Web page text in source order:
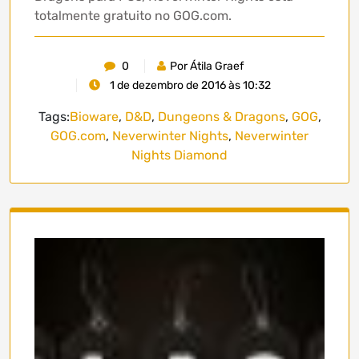
totalmente gratuito no GOG.com.
0
Por Átila Graef
1 de dezembro de 2016 às 10:32
Tags:Bioware, D&D, Dungeons & Dragons, GOG,
GOG.com, Neverwinter Nights, Neverwinter
Nights Diamond